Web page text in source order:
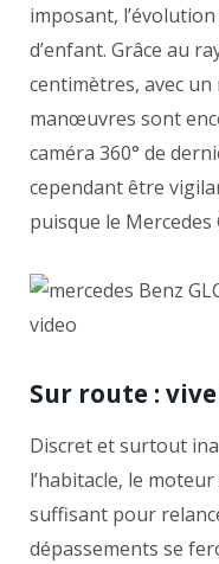
imposant,
d’enfant. Grâce au
centimètres, avec un
manœuvres sont
caméra 360° de
cependant être
puisque le Mercedes
Sur route :
Discret et surtout
l’habitacle, le
suffisant pour
dépassements se